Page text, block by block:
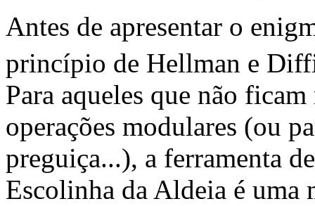
Antes de apresentar o
princípio de Hellman e
Para aqueles que não
operações modulares (ou
preguiça...), a ferramenta
Escolinha da Aldeia é uma